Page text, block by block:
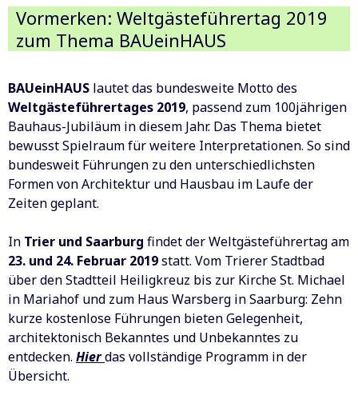
Vormerken: Weltgästeführertag 2019
zum Thema BAUeinHAUS
BAUeinHAUS lautet das bundesweite Motto des
Weltgästeführertages 2019, passend zum 100jährigen
Bauhaus-Jubiläum in diesem Jahr. Das Thema bietet
bewusst Spielraum für weitere Interpretationen. So sind
bundesweit Führungen zu den unterschiedlichsten
Formen von Architektur und Hausbau im Laufe der
Zeiten geplant.
In Trier und Saarburg findet der Weltgästeführertag am
23. und 24. Februar 2019statt. Vom Trierer Stadtbad
über den Stadtteil Heiligkreuz bis zur Kirche St. Michael
in Mariahof und zum Haus Warsberg in Saarburg: Zehn
kurze kostenlose Führungen bieten Gelegenheit,
architektonisch Bekanntes und Unbekanntes zu
entdecken. Hierdas vollständige Programm in der
Übersicht.